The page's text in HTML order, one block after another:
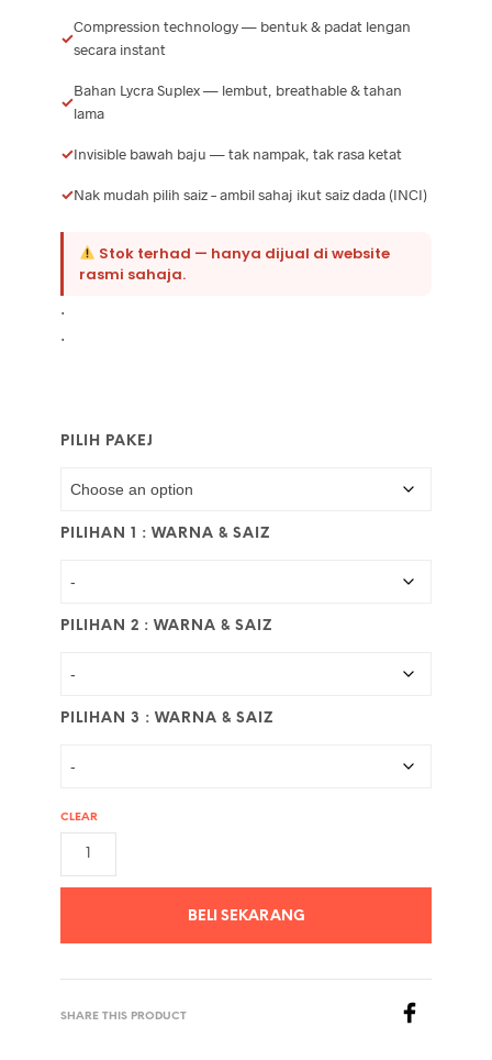
✓
Compression technology — bentuk & padat lengan
secara instant
✓
Bahan Lycra Suplex — lembut, breathable & tahan
lama
✓Invisible bawah baju — tak nampak, tak rasa ketat
✓Nak mudah pilih saiz – ambil sahaj ikut saiz dada (INCI)
Stok terhad — hanya dijual di website
rasmi sahaja.
.
.
PILIH PAKEJ
PILIHAN 1 : WARNA & SAIZ
PILIHAN 2 : WARNA & SAIZ
PILIHAN 3 : WARNA & SAIZ
CLEAR
BELI SEKARANG
SHARE THIS PRODUCT